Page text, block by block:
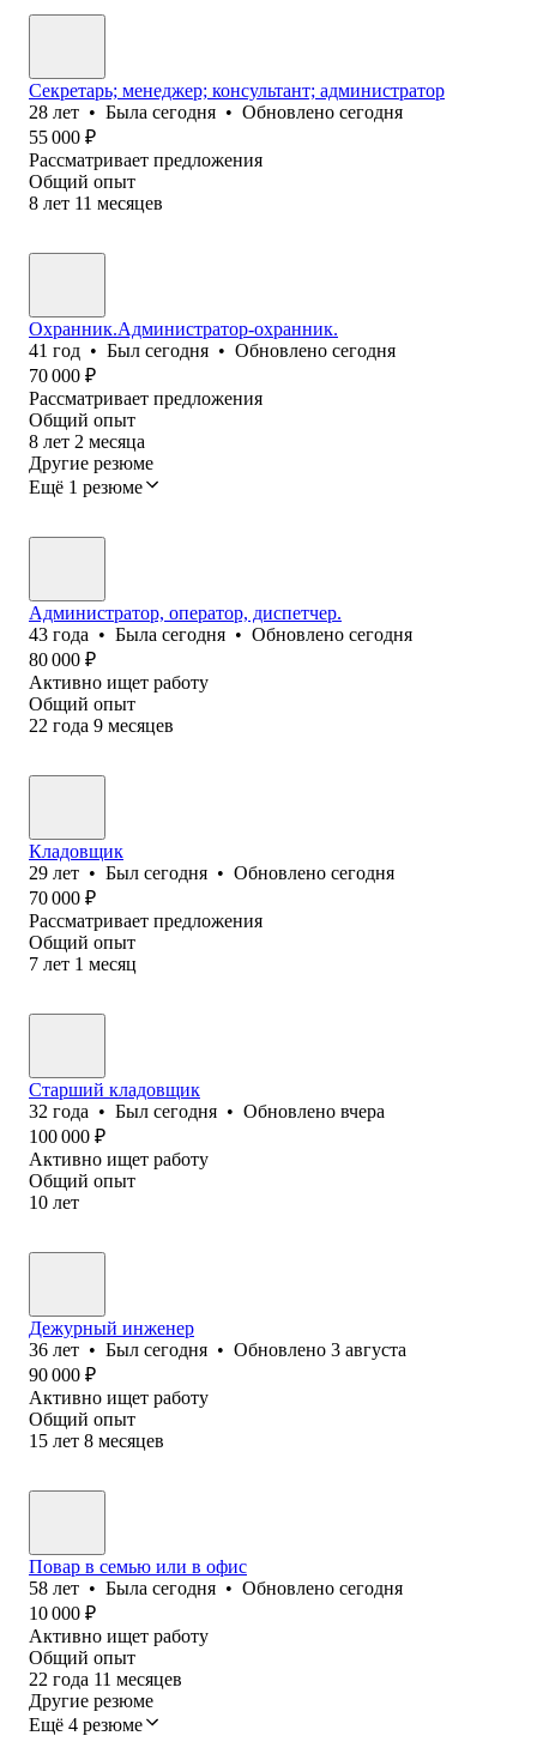
Секретарь; менеджер; консультант; администратор
28 лет • Была сегодня • Обновлено сегодня
55 000 ₽
Рассматривает предложения
Общий опыт
8 лет 11 месяцев
Охранник.Администратор-охранник.
41 год • Был сегодня • Обновлено сегодня
70 000 ₽
Рассматривает предложения
Общий опыт
8 лет 2 месяца
Другие резюме
Ещё 1 резюме
Администратор, оператор, диспетчер.
43 года • Была сегодня • Обновлено сегодня
80 000 ₽
Активно ищет работу
Общий опыт
22 года 9 месяцев
Кладовщик
29 лет • Был сегодня • Обновлено сегодня
70 000 ₽
Рассматривает предложения
Общий опыт
7 лет 1 месяц
Старший кладовщик
32 года • Был сегодня • Обновлено вчера
100 000 ₽
Активно ищет работу
Общий опыт
10 лет
Дежурный инженер
36 лет • Был сегодня • Обновлено 3 августа
90 000 ₽
Активно ищет работу
Общий опыт
15 лет 8 месяцев
Повар в семью или в офис
58 лет • Была сегодня • Обновлено сегодня
10 000 ₽
Активно ищет работу
Общий опыт
22 года 11 месяцев
Другие резюме
Ещё 4 резюме